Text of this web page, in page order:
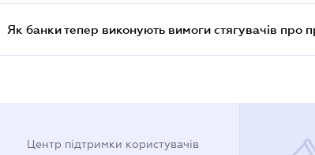
Як банки тепер виконують вимоги стягувачів про
Центр підтримки користувачів